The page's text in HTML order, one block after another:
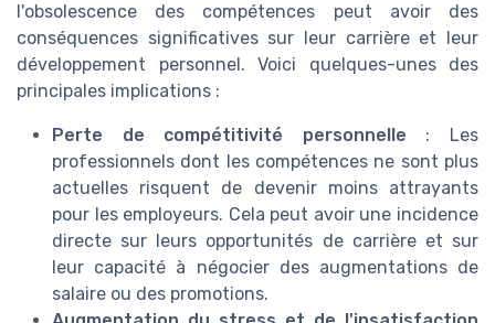
l'obsolescence des compétences peut avoir des
conséquences significatives sur leur carrière et leur
développement personnel. Voici quelques-unes des
principales implications :
Perte de compétitivité personnelle : Les
professionnels dont les compétences ne sont plus
actuelles risquent de devenir moins attrayants
pour les employeurs. Cela peut avoir une incidence
directe sur leurs opportunités de carrière et sur
leur capacité à négocier des augmentations de
salaire ou des promotions.